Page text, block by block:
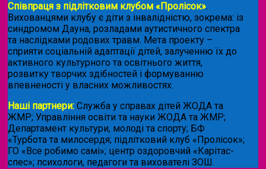
Співпраця з підлітковим клубом «Пролісок».
Вихованцями клубу є діти з інвалідністю, зокрема: із
синдромом Дауна, розладами аутистичного спектра
та наслідками родових травм. Мета проекту –
сприяти соціальній адаптації дітей, залученню їх до
активного культурного та освітнього життя,
розвитку творчих здібностей і формуванню
впевненості у власних можливостях.
Наші партнери: Служба у справах дітей ЖОДА та
ЖМР; Управління освіти та науки ЖОДА та ЖМР;
Департамент культури, молоді та спорту; БФ
«Турбота та милосердя; підлітковий клуб «Пролісок»;
ГО «Все робимо самі»; центр оздоровчий «Карітас-
спес»; психологи, педагоги та вихователі ЗОШ.